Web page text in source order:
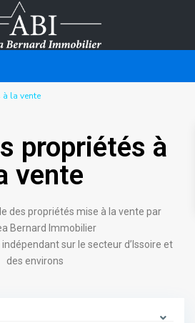
la vente
propriétés à
vente
des propriétés mise à la vente par
Bernard Immobilier
sur le secteur d’Issoire et
des environs